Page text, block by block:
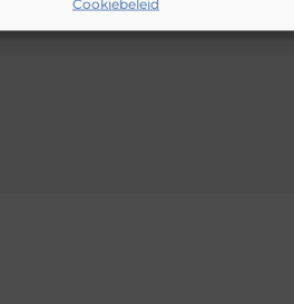
Cookiebeleid